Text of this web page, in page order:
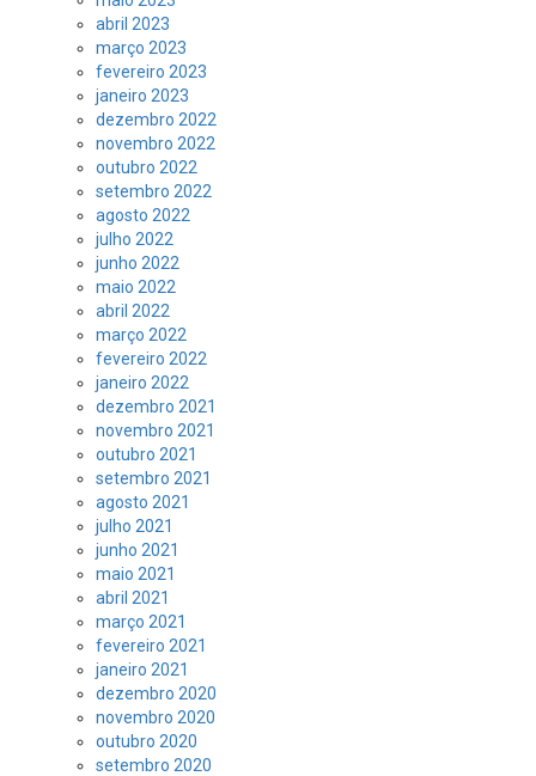
abril 2023
março 2023
fevereiro 2023
janeiro 2023
dezembro 2022
novembro 2022
outubro 2022
setembro 2022
agosto 2022
julho 2022
junho 2022
maio 2022
abril 2022
março 2022
fevereiro 2022
janeiro 2022
dezembro 2021
novembro 2021
outubro 2021
setembro 2021
agosto 2021
julho 2021
junho 2021
maio 2021
abril 2021
março 2021
fevereiro 2021
janeiro 2021
dezembro 2020
novembro 2020
outubro 2020
setembro 2020